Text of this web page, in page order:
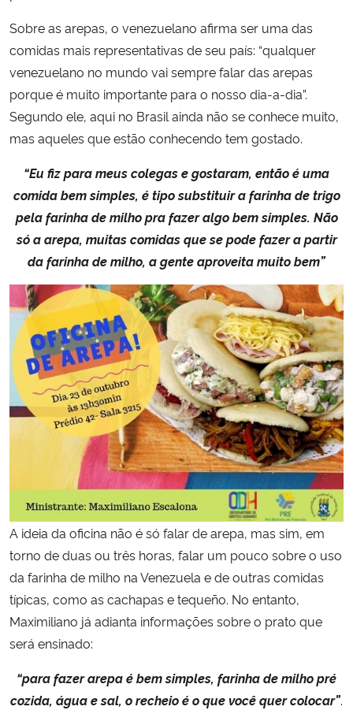
Sobre as arepas, o venezuelano afirma ser uma das
comidas mais representativas de seu país: “qualquer
venezuelano no mundo vai sempre falar das arepas
porque é muito importante para o nosso dia-a-dia”.
Segundo ele, aqui no Brasil ainda não se conhece muito,
mas aqueles que estão conhecendo tem gostado.
“Eu fiz para meus colegas e gostaram, então é uma
comida bem simples, é tipo substituir a farinha de trigo
pela farinha de milho pra fazer algo bem simples. Não
só a arepa, muitas comidas que se pode fazer a partir
da farinha de milho, a gente aproveita muito bem”
A ideia da oficina não é só falar de arepa, mas sim, em
torno de duas ou três horas, falar um pouco sobre o uso
da farinha de milho na Venezuela e de outras comidas
típicas, como as cachapas e tequeño. No entanto,
Maximiliano já adianta informações sobre o prato que
será ensinado:
“para fazer arepa é bem simples, farinha de milho pré
cozida, água e sal, o recheio é o que você quer colocar”.